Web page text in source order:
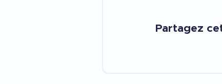
Partagez